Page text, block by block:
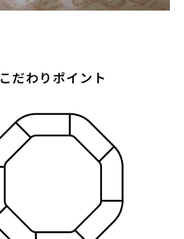
こだわりポイント